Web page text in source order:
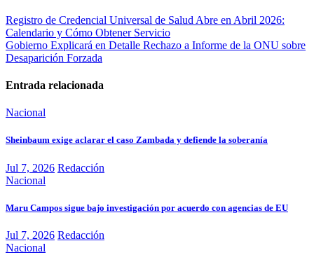
Registro de Credencial Universal de Salud Abre en Abril 2026:
Calendario y Cómo Obtener Servicio
Gobierno Explicará en Detalle Rechazo a Informe de la ONU sobre
Desaparición Forzada
Entrada relacionada
Nacional
Sheinbaum exige aclarar el caso Zambada y defiende la soberanía
Jul 7, 2026 Redacción
Nacional
Maru Campos sigue bajo investigación por acuerdo con agencias de EU
Jul 7, 2026 Redacción
Nacional